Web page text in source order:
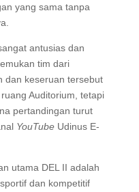
yang sama tanpa
antusias dan
tim dari
dan keseruan tersebut
Auditorium, tetapi
pertandingan turut
YouTubeUdinus E-
utama DEL II adalah
dan kompetitif